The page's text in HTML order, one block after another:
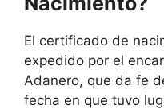
El certificado de
expedido por el
Adanero, que da fe
fecha en que tuvo